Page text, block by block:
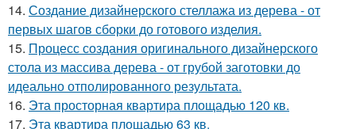
14. Создание дизайнерского стеллажа из дерева - от
первых шагов сборки до готового изделия.
15. Процесс создания оригинального дизайнерского
стола из массива дерева - от грубой заготовки до
идеально отполированного результата.
16. Эта просторная квартира площадью 120 кв.
17. Эта квартира площадью 63 кв.